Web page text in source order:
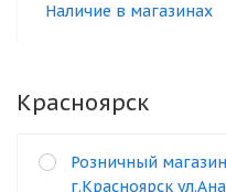
Наличие в магазинах
Красноярск
Розничный
г.Красноярск